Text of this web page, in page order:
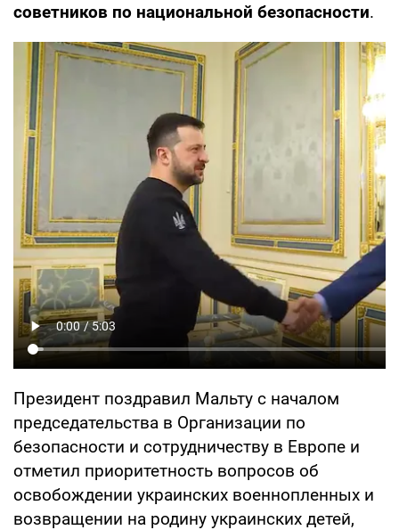
советников по национальной безопасности.
Президент поздравил Мальту с началом
председательства в Организации по
безопасности и сотрудничеству в Европе и
отметил приоритетность вопросов об
освобождении украинских военнопленных и
возвращении на родину украинских детей,